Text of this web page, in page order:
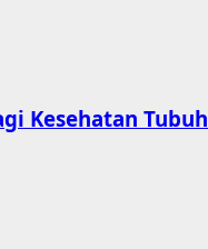
Kesehatan Tubuh